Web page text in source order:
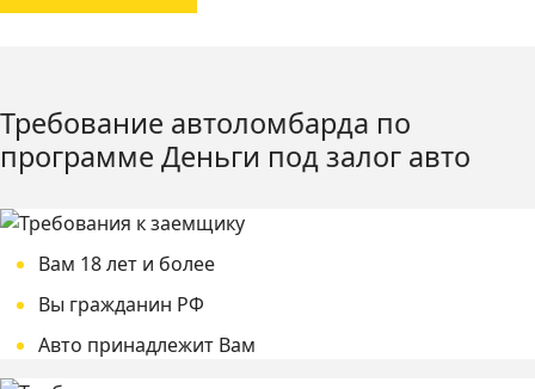
Требование автоломбарда по
программе Деньги под залог авто
Вам 18 лет и более
Вы гражданин РФ
Авто принадлежит Вам